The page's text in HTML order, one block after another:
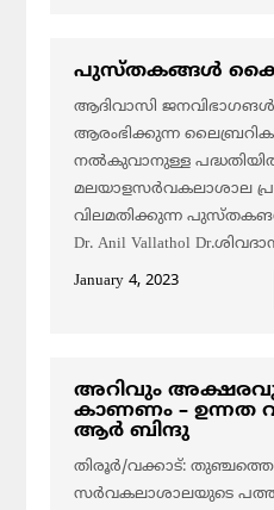
പുസ്തകങ്ങൾ
ആദിവാസി
ആരംഭിക്കുന്ന
നല്‍കുവാനുള്ള
മലയാളസര്‍വകലാശാല
വിലമതിക്കുന്ന
Dr. Anil Vallathol
January 4, 2023
അറിവും
കാണണം – ഉന്നത
ആർ ബിന്ദു
തിരൂർ/വക്കാട്:
സർവകലാശാലയുടെ